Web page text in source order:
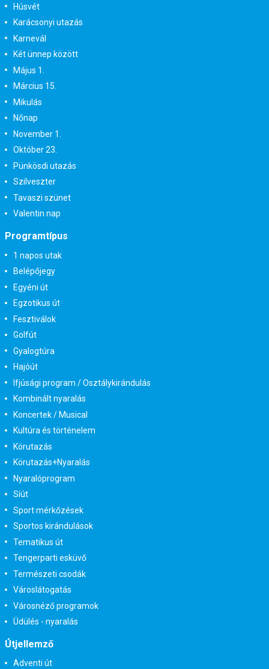
Húsvét
Karácsonyi utazás
Karnevál
Két ünnep között
Május 1.
Március 15.
Mikulás
Nőnap
November 1.
Október 23.
Pünkösdi utazás
Szilveszter
Tavaszi szünet
Valentin nap
Programtípus
1 napos utak
Belépőjegy
Egyéni út
Egzotikus út
Fesztiválok
Golfút
Gyalogtúra
Hajóút
Ifjúsági program / Osztálykirándulás
Kombinált nyaralás
Koncertek / Musical
Kultúra és történelem
Körutazás
Körutazás+Nyaralás
Nyaralóprogram
Síút
Sport mérkőzések
Sportos kirándulások
Tematikus út
Tengerparti esküvő
Természeti csodák
Városlátogatás
Városnéző programok
Üdülés - nyaralás
Útjellemző
Adventi út